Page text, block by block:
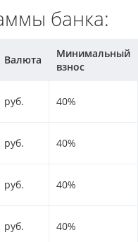
банка:
Валюта
Минимальный
взнос
руб. 40%
руб. 40%
руб. 40%
руб. 40%